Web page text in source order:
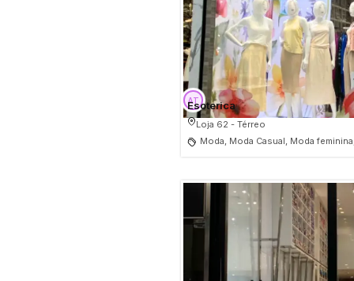
Esoterica
Loja 62 - Térreo
Moda, Moda Casual, Moda